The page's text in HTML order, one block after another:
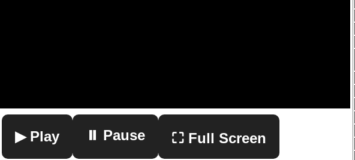
▶ Play ⏸ Pause ⛶ Full Screen